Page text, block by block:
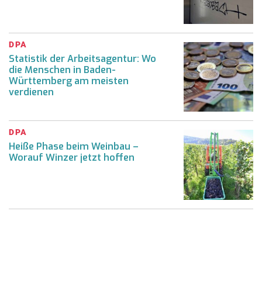
DPA
Statistik der Arbeitsagentur: Wo
die Menschen in Baden-
Württemberg am meisten
verdienen
DPA
Heiße Phase beim Weinbau –
Worauf Winzer jetzt hoffen